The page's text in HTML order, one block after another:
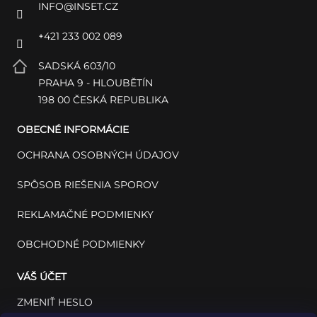
INFO@INSET.CZ
+421 233 002 089
SADSKÁ 603/10
PRAHA 9 - HLOUBĚTÍN
198 00 ČESKÁ REPUBLIKA
OBECNÉ INFORMÁCIE
OCHRANA OSOBNÝCH ÚDAJOV
SPÔSOB RIEŠENIA SPOROV
REKLAMAČNÉ PODMIENKY
OBCHODNÉ PODMIENKY
VÁŠ ÚČET
ZMENIŤ HESLO